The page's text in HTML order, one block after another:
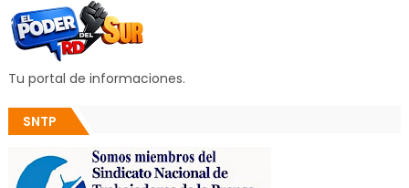
Tu portal de informaciones.
SNTP